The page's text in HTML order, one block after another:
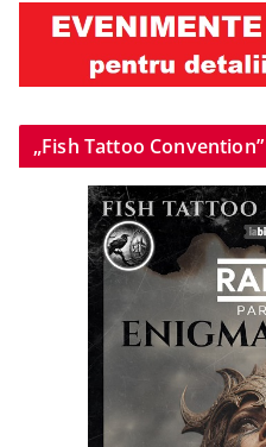
„Fish Tattoo Convention”